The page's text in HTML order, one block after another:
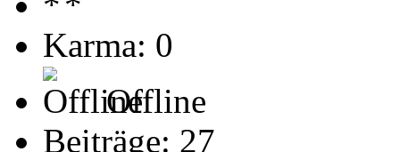
Karma: 0
Offline
Beiträge: 27